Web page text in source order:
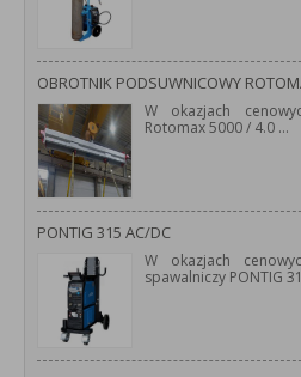
OBROTNIK PODSUWNICOWY
W okazjach
Rotomax 5000 / 4.0 ...
PONTIG 315 AC/DC
W okazjach
spawalniczy PONTIG